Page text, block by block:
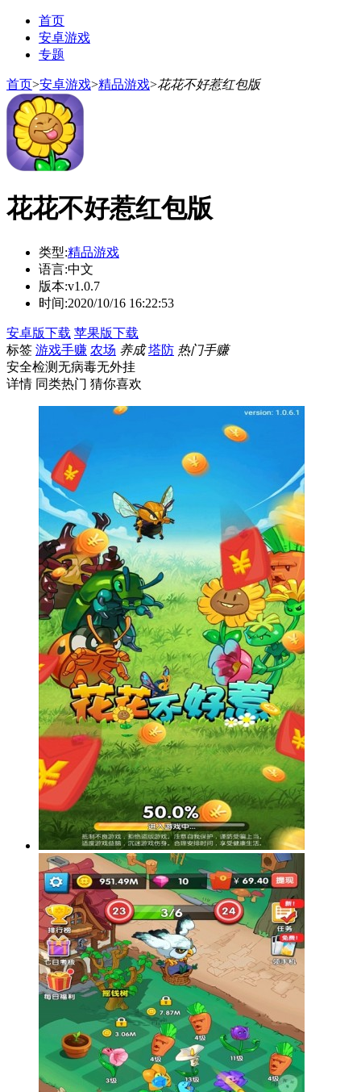
首页
安卓游戏
专题
首页>安卓游戏>精品游戏>花花不好惹红包版
花花不好惹红包版
类型:精品游戏
语言:中文
版本:v1.0.7
时间:2020/10/16 16:22:53
安卓版下载 苹果版下载
标签 游戏手赚 农场 养成 塔防 热门手赚
安全检测无病毒无外挂
详情 同类热门 猜你喜欢